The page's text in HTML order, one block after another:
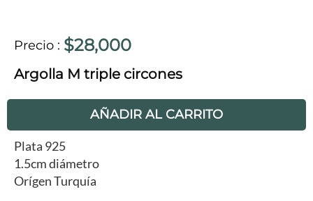
Precio : $28,000
Argolla M triple circones
AÑADIR AL CARRITO
Plata 925
1.5cm diámetro
Orígen Turquía